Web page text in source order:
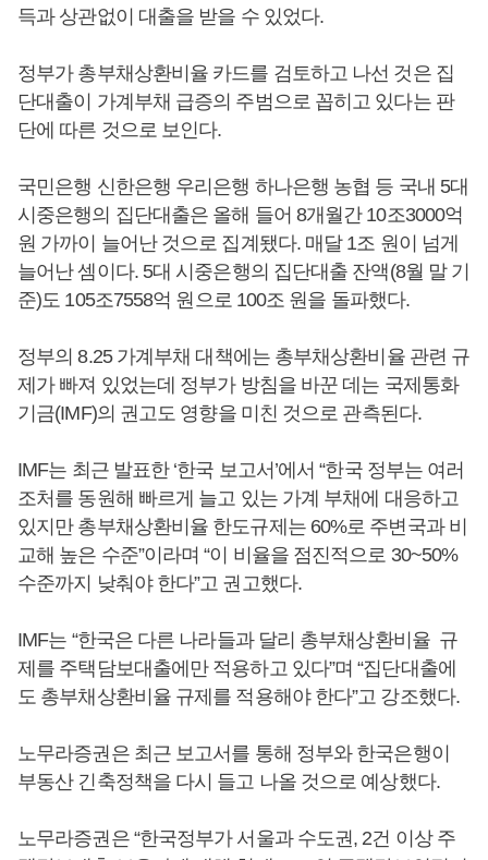
득과 상관없이 대출을 받을 수 있었다.
정부가 총부채상환비율 카드를 검토하고 나선 것은 집
단대출이 가계부채 급증의 주범으로 꼽히고 있다는 판
단에 따른 것으로 보인다.
국민은행 신한은행 우리은행 하나은행 농협 등 국내 5대
시중은행의 집단대출은 올해 들어 8개월간 10조3000억
원 가까이 늘어난 것으로 집계됐다. 매달 1조 원이 넘게
늘어난 셈이다. 5대 시중은행의 집단대출 잔액(8월 말 기
준)도 105조7558억 원으로 100조 원을 돌파했다.
정부의 8.25 가계부채 대책에는 총부채상환비율 관련 규
제가 빠져 있었는데 정부가 방침을 바꾼 데는 국제통화
기금(IMF)의 권고도 영향을 미친 것으로 관측된다.
IMF는 최근 발표한 ‘한국 보고서’에서 “한국 정부는 여러
조처를 동원해 빠르게 늘고 있는 가계 부채에 대응하고
있지만 총부채상환비율 한도규제는 60%로 주변국과 비
교해 높은 수준”이라며 “이 비율을 점진적으로 30~50%
수준까지 낮춰야 한다”고 권고했다.
IMF는 “한국은 다른 나라들과 달리 총부채상환비율 규
제를 주택담보대출에만 적용하고 있다”며 “집단대출에
도 총부채상환비율 규제를 적용해야 한다”고 강조했다.
노무라증권은 최근 보고서를 통해 정부와 한국은행이
부동산 긴축정책을 다시 들고 나올 것으로 예상했다.
노무라증권은 “한국정부가 서울과 수도권, 2건 이상 주